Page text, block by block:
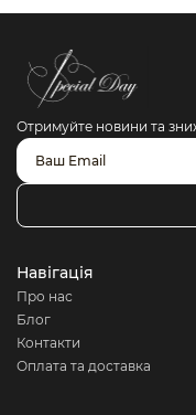
Отримуйте новини та
Навігація
Про нас
Блог
Контакти
Оплата та доставка